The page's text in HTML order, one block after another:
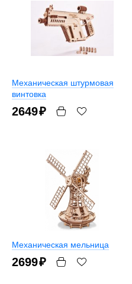
Механическая штурмовая
винтовка
2649₽
Механическая мельница
2699₽